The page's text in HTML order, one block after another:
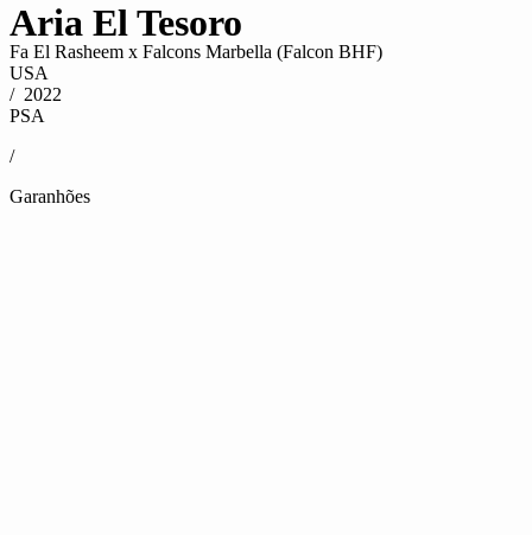
Aria El Tesoro
Fa El Rasheem x Falcons Marbella (Falcon BHF)
USA
/ 2022
PSA
/
Garanhões